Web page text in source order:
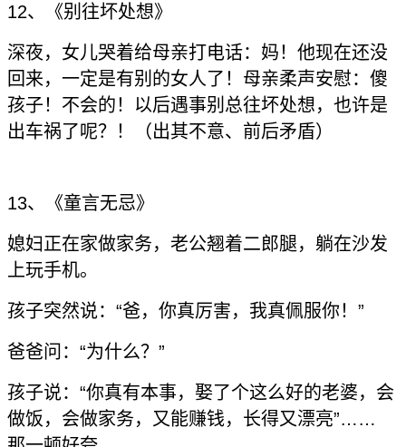
12、《别往坏处想》
深夜，女儿哭着给母亲打电话：妈！他现在还没
回来，一定是有别的女人了！母亲柔声安慰：傻
孩子！不会的！以后遇事别总往坏处想，也许是
出车祸了呢？！（出其不意、前后矛盾）
13、《童言无忌》
媳妇正在家做家务，老公翘着二郎腿，躺在沙发
上玩手机。
孩子突然说：“爸，你真厉害，我真佩服你！”
爸爸问：“为什么？”
孩子说：“你真有本事，娶了个这么好的老婆，会
做饭，会做家务，又能赚钱，长得又漂亮”……